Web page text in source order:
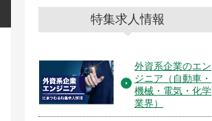
特集求人情報
外資系企業のエン
ジニア（自動車・
機械・電気・化学
業界）